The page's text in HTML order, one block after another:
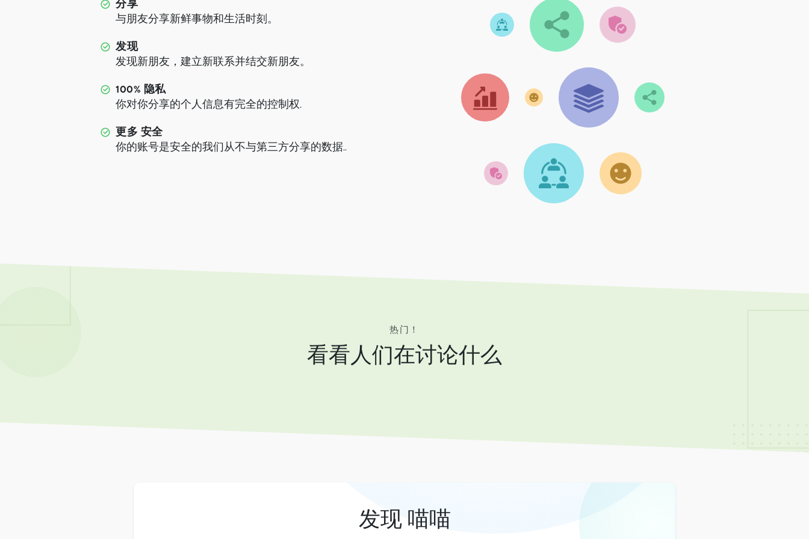
分享
与朋友分享新鲜事物和生活时刻。
发现
发现新朋友，建立新联系并结交新朋友。
100% 隐私
你对你分享的个人信息有完全的控制权.
更多 安全
你的账号是安全的我们从不与第三方分享的数据..
热门！
看看人们在讨论什么
发现 喵喵